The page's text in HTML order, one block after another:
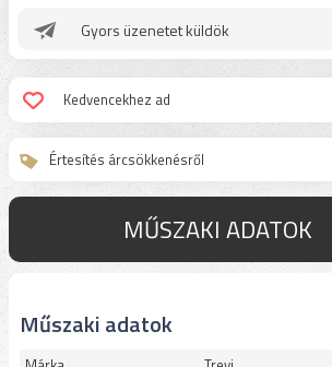
Gyors üzenetet küldök
Kedvencekhez ad
Értesítés árcsökkenésről
MŰSZAKI ADATOK
Műszaki adatok